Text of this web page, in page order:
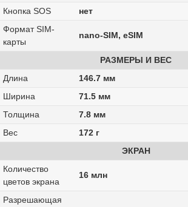
Кнопка SOS
нет
Формат SIM-
карты
nano-SIM, eSIM
РАЗМЕРЫ И ВЕС
Длина
146.7 мм
Ширина
71.5 мм
Толщина
7.8 мм
Вес
172 г
ЭКРАН
Количество
цветов экрана
16 млн
Разрешающая